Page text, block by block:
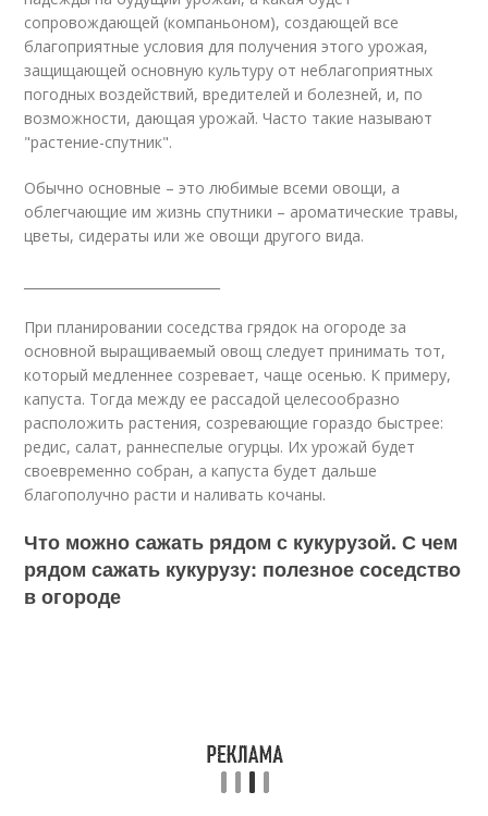
сопровождающей (компаньоном), создающей все
благоприятные условия для получения этого урожая,
защищающей основную культуру от неблагоприятных
погодных воздействий, вредителей и болезней, и, по
возможности, дающая урожай. Часто такие называют
"растение-спутник".
Обычно основные – это любимые всеми овощи, а
облегчающие им жизнь спутники – ароматические травы,
цветы, сидераты или же овощи другого вида.
При планировании соседства грядок на огороде за
основной выращиваемый овощ следует принимать тот,
который медленнее созревает, чаще осенью. К примеру,
капуста. Тогда между ее рассадой целесообразно
расположить растения, созревающие гораздо быстрее:
редис, салат, раннеспелые огурцы. Их урожай будет
своевременно собран, а капуста будет дальше
благополучно расти и наливать кочаны.
Что можно сажать рядом с кукурузой. С чем
рядом сажать кукурузу: полезное соседство
в огороде